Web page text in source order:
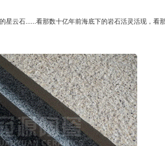
星云石......看那数十亿年前海底下的岩石活灵活现，看